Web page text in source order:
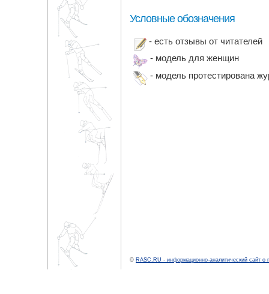
Условные обозначения
- есть отзывы от читателей
- модель для женщин
- модель протестирована
© RASC.RU - информационно-аналитический сайт о